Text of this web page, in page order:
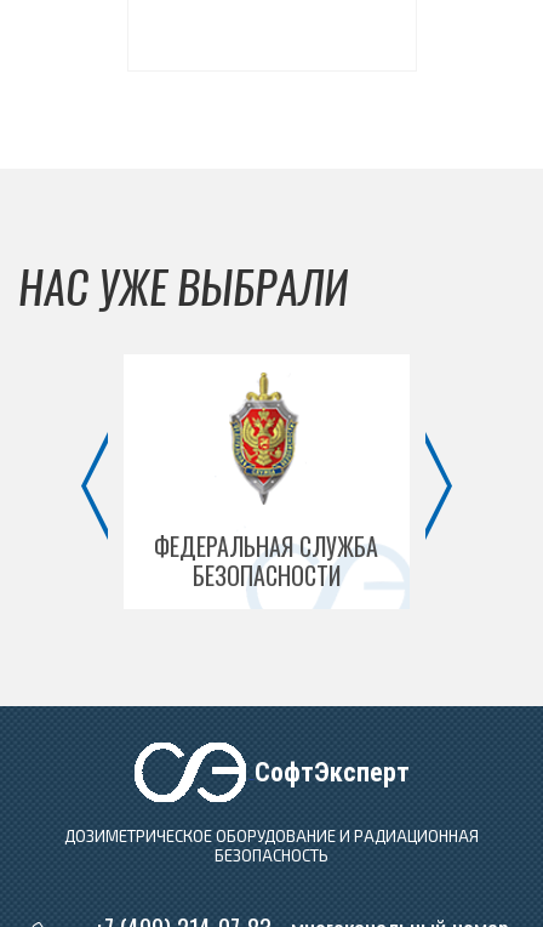
НАС УЖЕ ВЫБРАЛИ
ФЕДЕРАЛЬНАЯ СЛУЖБА
БЕЗОПАСНОСТИ
СофтЭксперт
ДОЗИМЕТРИЧЕСКОЕ ОБОРУДОВАНИЕ И РАДИАЦИОННАЯ
БЕЗОПАСНОСТЬ